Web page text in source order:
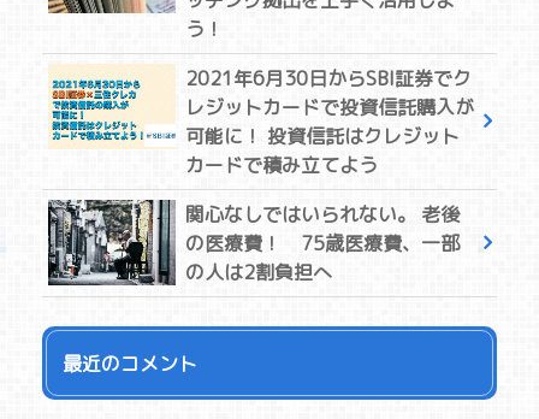
う！
2021年6月30日からSBI証券でク
レジットカードで投資信託購入が
可能に！ 投資信託はクレジット
カードで積み立てよう
関心なしではいられない。 老後
の医療費！ 75歳医療費、一部
の人は2割負担へ
最近のコメント